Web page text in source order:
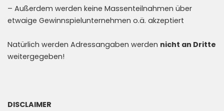
– Außerdem werden keine Massenteilnahmen über
etwaige Gewinnspielunternehmen o.ä. akzeptiert
Natürlich werden Adressangaben werden nicht an Dritte
weitergegeben!
DISCLAIMER